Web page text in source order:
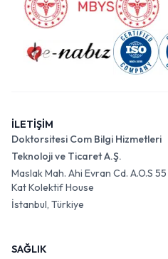
İLETİŞİM
Doktorsitesi Com Bilgi Hizmetleri
Teknoloji ve Ticaret A.Ş.
Maslak Mah. Ahi Evran Cd. A.O.S
Kat Kolektif House
İstanbul, Türkiye
SAĞLIK